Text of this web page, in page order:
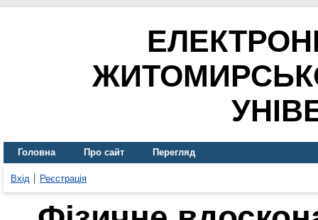
Головна Про сайт Перегляд
Вхід Реєстрація